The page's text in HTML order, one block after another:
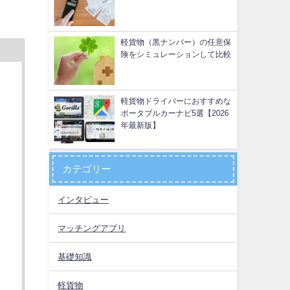
軽貨物（黒ナンバー）の任意保
険をシミュレーションして比較
軽貨物ドライバーにおすすめな
ポータブルカーナビ5選【2026
年最新版】
カテゴリー
インタビュー
マッチングアプリ
基礎知識
軽貨物